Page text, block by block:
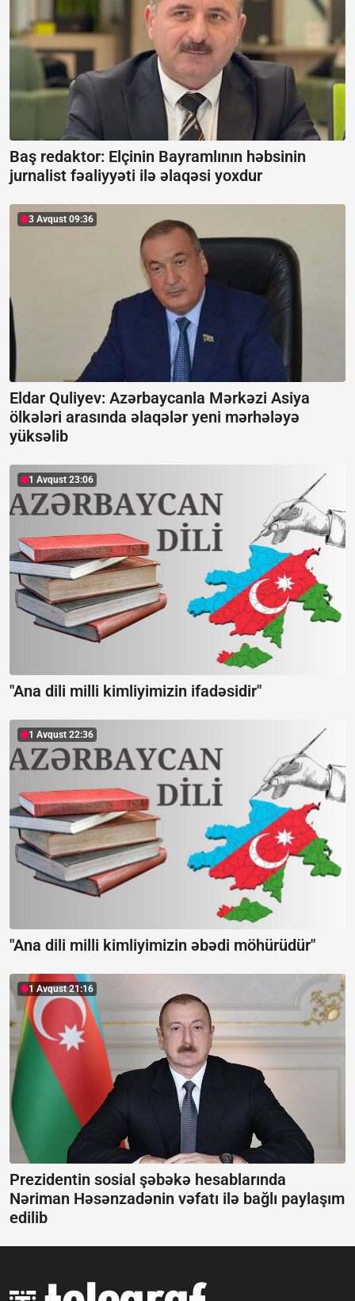
Baş redaktor: Elçinin Bayramlının həbsinin
jurnalist fəaliyyəti ilə əlaqəsi yoxdur
3 Avqust 09:36
Eldar Quliyev: Azərbaycanla Mərkəzi Asiya
ölkələri arasında əlaqələr yeni mərhələyə
yüksəlib
1 Avqust 23:06
"Ana dili milli kimliyimizin ifadəsidir"
1 Avqust 22:36
"Ana dili milli kimliyimizin əbədi möhürüdür"
1 Avqust 21:16
Prezidentin sosial şəbəkə hesablarında
Nəriman Həsənzadənin vəfatı ilə bağlı paylaşım
edilib